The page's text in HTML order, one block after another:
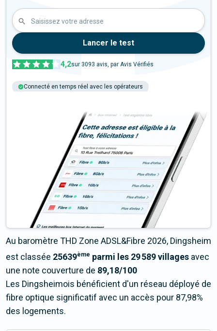
Saisissez votre adresse
Lancer le test
4,2sur 3093 avis, par Avis Vérifiés
Connecté en temps réel avec les opérateurs
Au baromètre THD Zone ADSL&Fibre 2026, Dingsheim
est classée 25639ème parmi les 29 589 villages avec
une note couverture de 89,18/100
Les Dingsheimois bénéficient d'un réseau déployé de
fibre optique significatif avec un accès pour 87,98%
des logements.